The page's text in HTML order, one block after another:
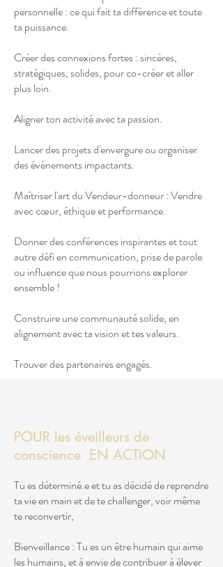
personnelle : ce qui fait ta différence et toute
ta puissance.
Créer des connexions fortes : sincères,
stratégiques, solides, pour co-créer et aller
plus loin.
Aligner ton activité avec ta passion.
Lancer des projets d'envergure ou organiser
des événements impactants.
Maîtriser l'art du Vendeur-donneur : Vendre
avec cœur, éthique et performance.
Donner des conférences inspirantes et tout
autre défi en communication, prise de parole
ou influence que nous pourrions explorer
ensemble !
Construire une communauté solide, en
alignement avec ta vision et tes valeurs.
Trouver des partenaires engagés.
POUR les éveilleurs de
conscience EN ACTION
Tu es déterminé.e et tu as décidé de reprendre
ta vie en main et de te challenger, voir même
te reconvertir,
Bienveillance : Tu es un être humain qui aime
les humains, et à envie de contribuer à élever